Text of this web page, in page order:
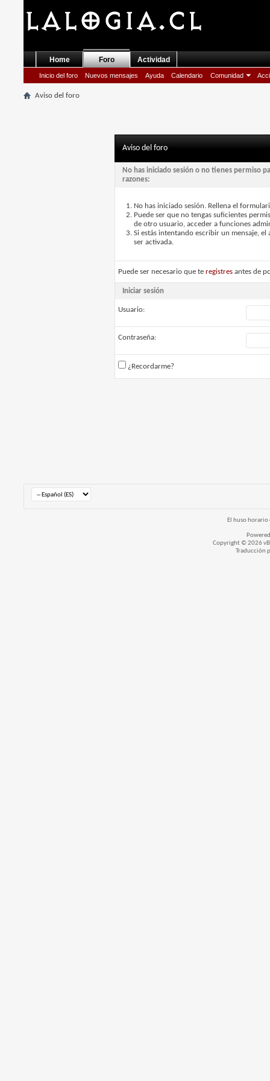
Home Foro
Inicio del foro Nuevos mensajes Ayuda Calendario Comunidad
Actividad
Aviso del foro
Aviso del foro
No has iniciado sesión o no tienes permiso
razones:
No has iniciado sesión. Rellena el
Puede ser que no tengas suficientes
de otro usuario, acceder a funciones
Si estás intentando escribir un mensaje,
ser activada.
Puede ser necesario que te registres antes de
Iniciar sesión
Usuario:
Contraseña:
¿Recordarme?
El huso horario
Copyright © 2026
Traducción